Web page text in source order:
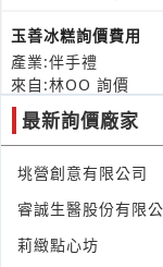
玉善冰糕詢價費用
產業:伴手禮
來自:林OO 詢價
時間:08/05 21:37
桌上型包藥機費用？
來自:緻OO義OO管
時間:08/05 21:04
最新詢價廠家
垗營創意有限公司
睿誠生醫股份有限
莉緻點心坊